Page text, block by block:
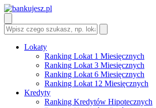
Lokaty
Ranking Lokat 1 Miesięcznych
Ranking Lokat 3 Miesięcznych
Ranking Lokat 6 Miesięcznych
Ranking Lokat 12 Miesięcznych
Kredyty
Ranking Kredytów Hipotecznych